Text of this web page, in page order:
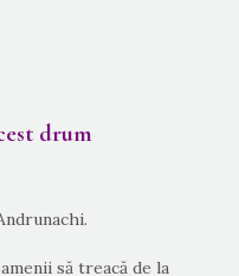
drum
să treacă de la